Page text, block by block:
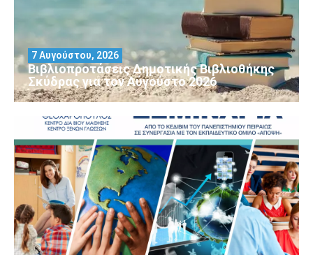
Βιβλιοπροτάσεις Δημοτικής Βιβλιοθήκης
Σκύδρας για τον Αύγούστο 2026
7 Αυγούστου, 2026